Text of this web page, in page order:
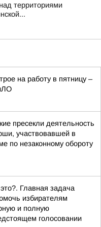
территориями
на работу в пятницу –
пресекли деятельность
участвовавшей в
по незаконному обороту
Главная задача
избирателям
и полную
голосовании